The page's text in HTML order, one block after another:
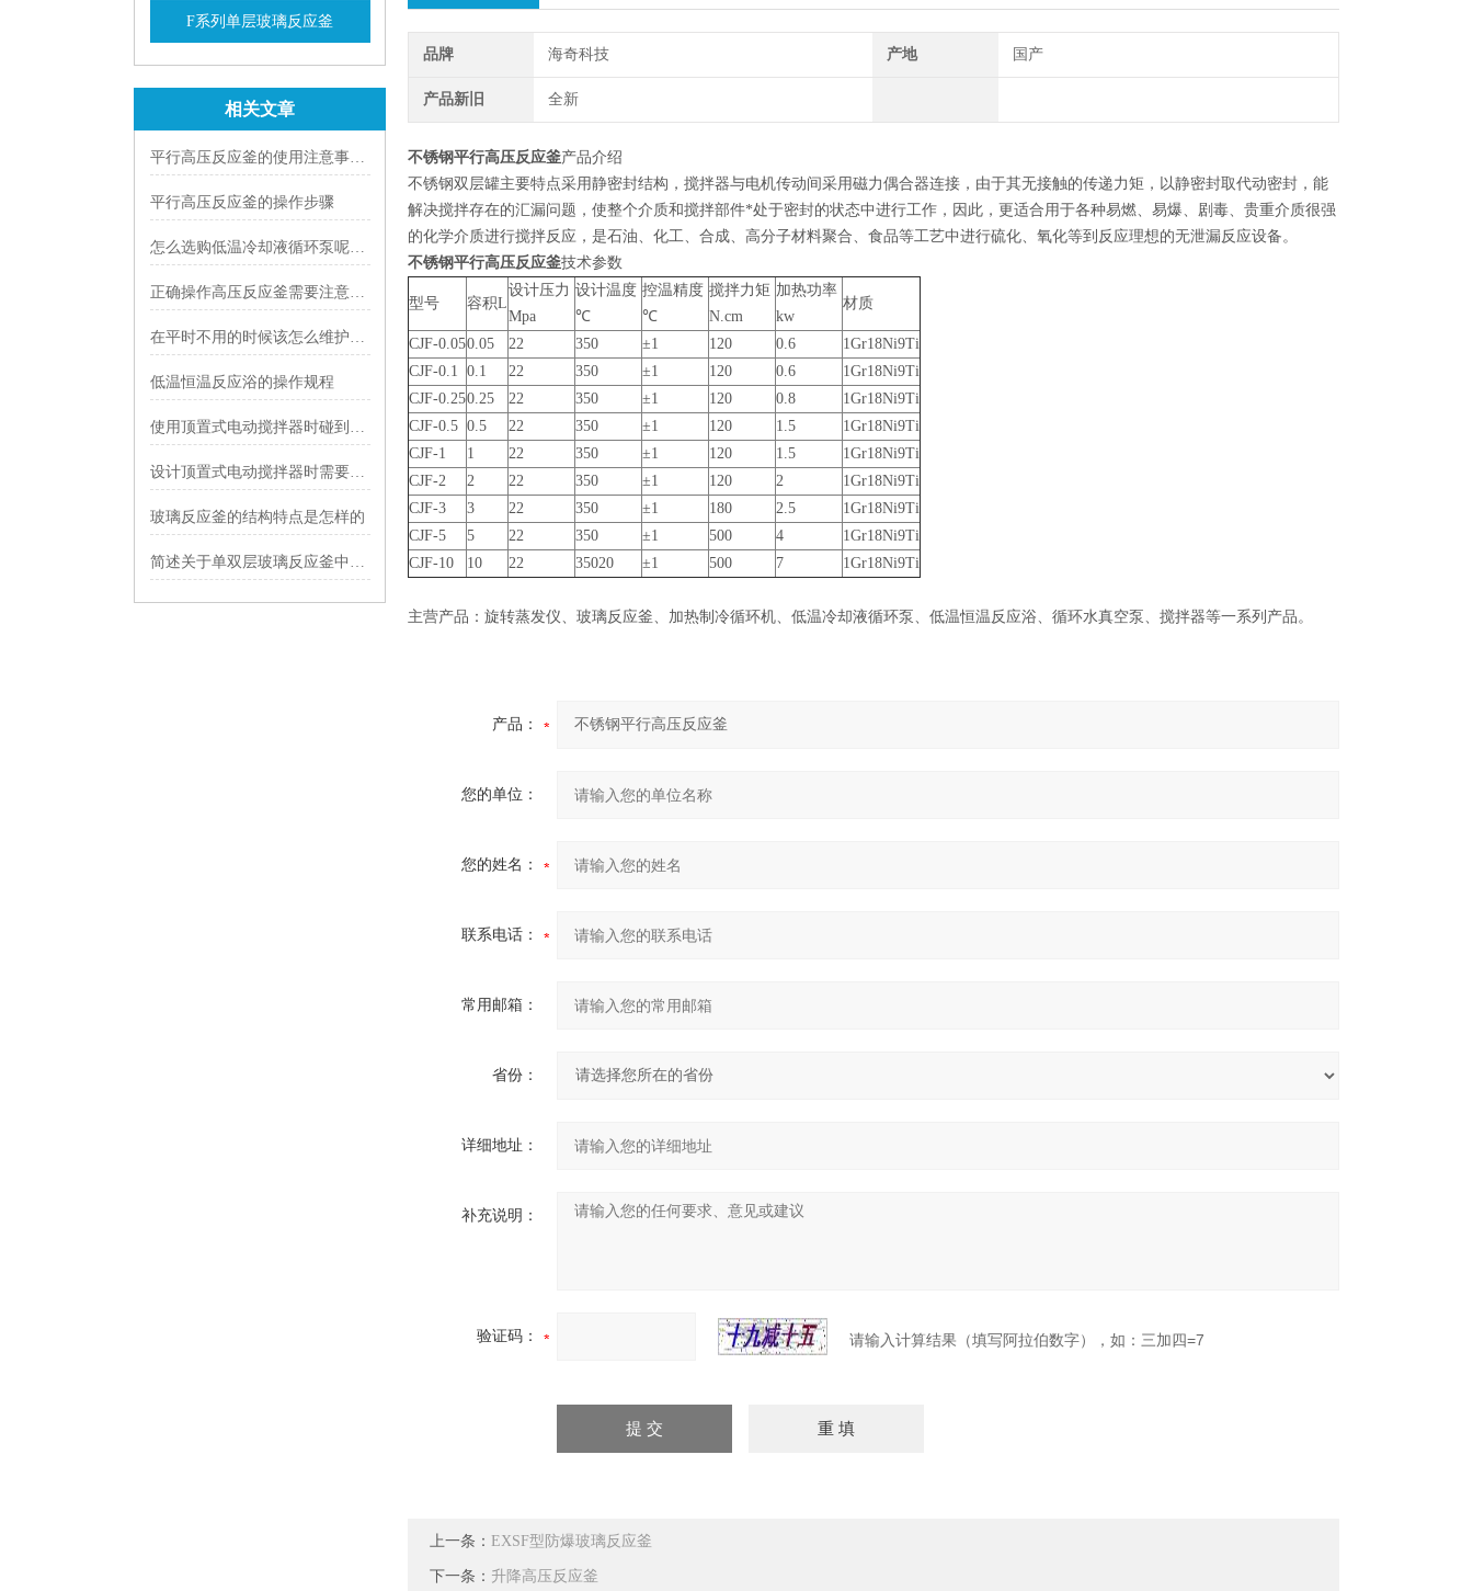
F系列单层玻璃反应釜
查看详情
相关文章
平行高压反应釜的使用注意事项有哪些？
平行高压反应釜的操作步骤
怎么选购低温冷却液循环泵呢?有哪些参考意见
正确操作高压反应釜需要注意些什么
在平时不用的时候该怎么维护集热式磁力搅拌器
低温恒温反应浴的操作规程
使用顶置式电动搅拌器时碰到转速时快时慢的现象该怎么办
设计顶置式电动搅拌器时需要考虑哪些因素
玻璃反应釜的结构特点是怎样的
简述关于单双层玻璃反应釜中间夹层的一些相关知识
品牌 海奇科技 产地 国产
产品新旧 全新
不锈钢平行高压反应釜产品介绍
不锈钢双层罐主要特点采用静密封结构，搅拌器与电机传动间采用磁力偶合器连接，由于其无接触的传递力矩，以静密封取代动密封，能
解决搅拌存在的汇漏问题，使整个介质和搅拌部件*处于密封的状态中进行工作，因此，更适合用于各种易燃、易爆、剧毒、贵重介质很强
的化学介质进行搅拌反应，是石油、化工、合成、高分子材料聚合、食品等工艺中进行硫化、氧化等到反应理想的无泄漏反应设备。
不锈钢平行高压反应釜技术参数
型号 容积L
设计压力
Mpa
设计温度
℃
控温精度
℃
搅拌力矩
N.cm
加热功率
kw
材质
CJF-0.050.05 22 350 ±1 120 0.6
1Gr18Ni9Ti
CJF-0.1 0.1 22 350 ±1 120 0.6
1Gr18Ni9Ti
CJF-0.250.25 22 350 ±1 120 0.8
1Gr18Ni9Ti
CJF-0.5 0.5 22 350 ±1 120 1.5
1Gr18Ni9Ti
CJF-1
1 22 350 ±1 120 1.5
1Gr18Ni9Ti
CJF-2
2 22 350 ±1 120 2
1Gr18Ni9Ti
CJF-3
3 22 350 ±1 180 2.5
1Gr18Ni9Ti
CJF-5
5 22 350 ±1 500 4
1Gr18Ni9Ti
CJF-10
10 22 35020 ±1 500 7 1Gr18Ni9Ti
主营产品：旋转蒸发仪、玻璃反应釜、加热制冷循环机、低温冷却液循环泵、低温恒温反应浴、循环水真空泵、搅拌器等一系列产品。
产品：
您的单位：
您的姓名：
联系电话：
常用邮箱：
省份：
详细地址：
补充说明：
验证码： 请输入计算结果（填写阿拉伯数字），如：三加四=7
上一条： EXSF型防爆玻璃反应釜
下一条： 升降高压反应釜